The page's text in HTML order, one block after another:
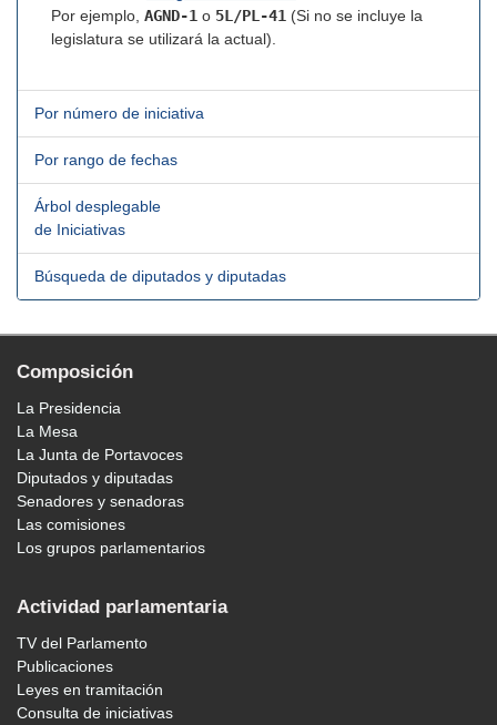
Por ejemplo, AGND-1 o 5L/PL-41 (Si no se incluye la
legislatura se utilizará la actual).
Por número de iniciativa
Por rango de fechas
Árbol desplegable
de Iniciativas
Búsqueda de diputados y diputadas
Composición
La Presidencia
La Mesa
La Junta de Portavoces
Diputados y diputadas
Senadores y senadoras
Las comisiones
Los grupos parlamentarios
Actividad parlamentaria
TV del Parlamento
Publicaciones
Leyes en tramitación
Consulta de iniciativas